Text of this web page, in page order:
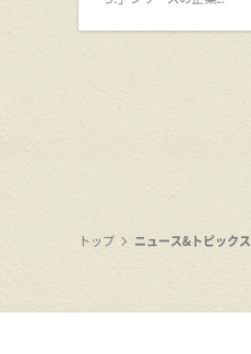
トップ ニュース&トピックス